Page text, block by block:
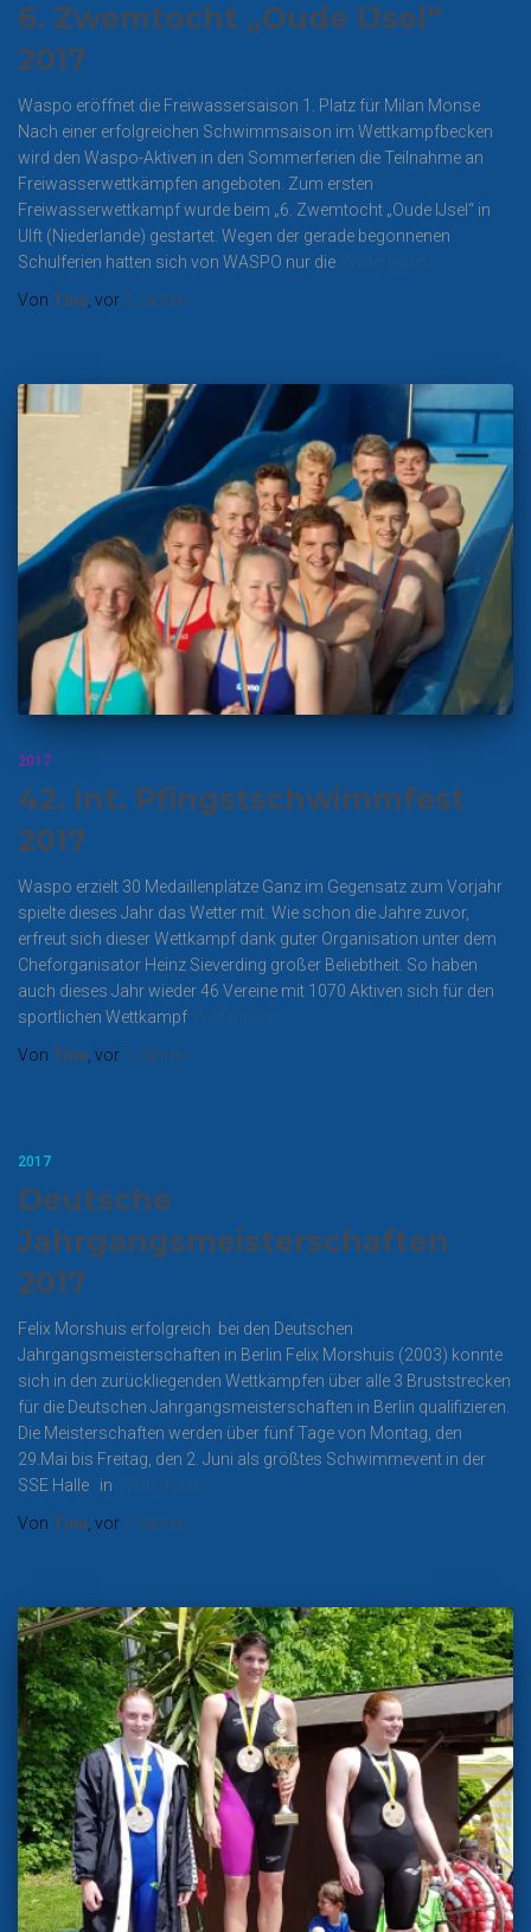
6. Zwemtocht „Oude IJsel“
2017
Waspo eröffnet die Freiwassersaison 1. Platz für Milan Monse
Nach einer erfolgreichen Schwimmsaison im Wettkampfbecken
wird den Waspo-Aktiven in den Sommerferien die Teilnahme an
Freiwasserwettkämpfen angeboten. Zum ersten
Freiwasserwettkampf wurde beim „6. Zwemtocht „Oude IJsel“ in
Ulft (Niederlande) gestartet. Wegen der gerade begonnenen
Schulferien hatten sich von WASPO nur die
Von Tina , vor 7 Jahren
2017
42. Int. Pfingstschwimmfest
2017
Waspo erzielt 30 Medaillenplätze Ganz im Gegensatz zum Vorjahr
spielte dieses Jahr das Wetter mit. Wie schon die Jahre zuvor,
erfreut sich dieser Wettkampf dank guter Organisation unter dem
Cheforganisator Heinz Sieverding großer Beliebtheit. So haben
auch dieses Jahr wieder 46 Vereine mit 1070 Aktiven sich für den
sportlichen Wettkampf
Von Tina , vor 7 Jahren
2017
Deutsche
Jahrgangsmeisterschaften
2017
Felix Morshuis erfolgreich bei den Deutschen
Jahrgangsmeisterschaften in Berlin Felix Morshuis (2003) konnte
sich in den zurückliegenden Wettkämpfen über alle 3 Bruststrecken
für die Deutschen Jahrgangsmeisterschaften in Berlin qualifizieren.
Die Meisterschaften werden über fünf Tage von Montag, den
29.Mai bis Freitag, den 2. Juni als größtes Schwimmevent in der
SSE Halle in
Von Tina , vor 7 Jahren